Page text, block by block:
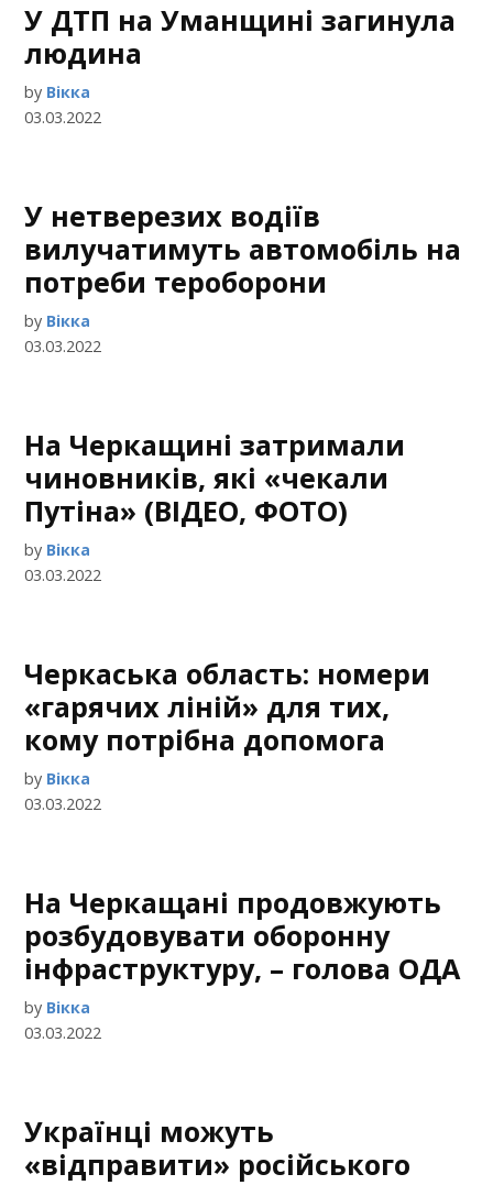
У ДТП на Уманщині загинула
людина
by Вікка
03.03.2022
У нетверезих водіїв
вилучатимуть автомобіль на
потреби тероборони
by Вікка
03.03.2022
На Черкащині затримали
чиновників, які «чекали
Путіна» (ВІДЕО, ФОТО)
by Вікка
03.03.2022
Черкаська область: номери
«гарячих ліній» для тих,
кому потрібна допомога
by Вікка
03.03.2022
На Черкащані продовжують
розбудовувати оборонну
інфраструктуру, – голова ОДА
by Вікка
03.03.2022
Українці можуть
«відправити» російського